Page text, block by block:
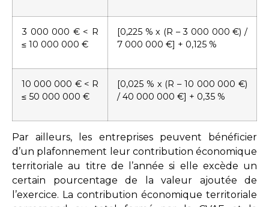
3 000 000 € < R
≤ 10 000 000 €
[0,225 % x (R – 3 000 000 €) /
7 000 000 €] + 0,125 %
10 000 000 € < R
≤ 50 000 000 €
[0,025 % x (R – 10 000 000 €)
/ 40 000 000 €] + 0,35 %
Par ailleurs, les entreprises peuvent bénéficier
d’un plafonnement leur contribution économique
territoriale au titre de l’année si elle excède un
certain pourcentage de la valeur ajoutée de
l’exercice. La contribution économique territoriale